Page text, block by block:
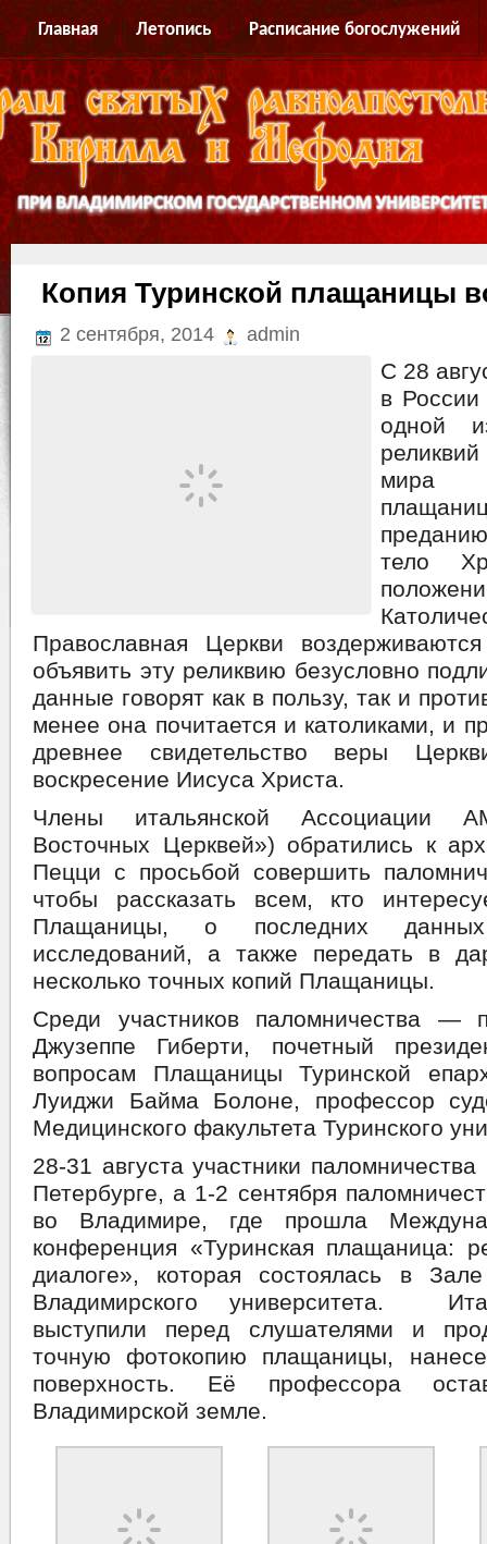
Главная Летопись Расписание богослужений
Копия Туринской плащаницы
2 сентября, 2014 admin
С 28
в России
одной
мира
тело
Православная Церкви
объявить эту реликвию безусловно
данные говорят как в пользу, так и
менее она почитается и католиками, и
древнее свидетельство веры
воскресение Иисуса Христа.
Члены итальянской Ассоциации
Восточных Церквей») обратились к
Пецци с просьбой совершить
чтобы рассказать всем, кто
Плащаницы, о последних
исследований, а также передать в
несколько точных копий Плащаницы.
Среди участников паломничества —
Джузеппе Гиберти, почетный
вопросам Плащаницы Туринской
Луиджи Байма Болоне, профессор
Медицинского факультета Туринского
28-31 августа участники
Петербурге, а 1-2 сентября
во Владимире, где прошла
конференция «Туринская плащаница:
диалоге», которая состоялась в
Владимирского университета.
выступили перед слушателями и
точную фотокопию плащаницы,
поверхность. Её профессора
Владимирской земле.